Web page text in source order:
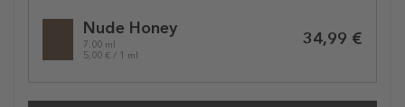
variationNude Honey
7.00 ml
5,00 € / 1 ml
34,99 €